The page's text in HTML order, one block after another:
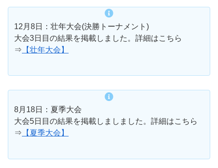
12月8日：壮年大会(決勝トーナメント)
大会3日目の結果を掲載しました。詳細はこちら
⇒ 【壮年大会】
8月18日：夏季大会
大会5日目の結果を掲載しましました。詳細はこちら
⇒ 【夏季大会】